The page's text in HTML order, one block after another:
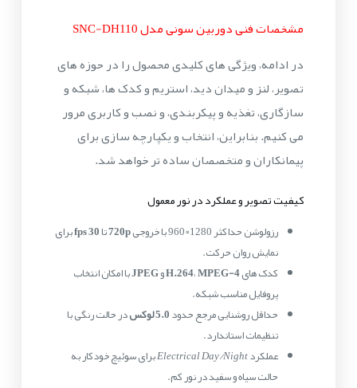
مشخصات فنی دوربین سونی مدل SNC-DH110
در ادامه، ویژگی های کلیدی محصول را در حوزه های
تصویر، لنز و میدان دید، استریم و کدک ها، شبکه و
سازگاری، تغذیه و پیکربندی، و نصب و کاربری مرور
می کنیم. بنابراین، انتخاب و یکپارچه سازی برای
پیمانکاران و متخصصان ساده تر خواهد شد.
کیفیت تصویر و عملکرد در نور معمول
رزولوشن حداکثر 1280×960 با خروجی 720pتا30 fps
برای
نمایش روان حرکت.
کدک های
H.264،MPEG-4 وJPEGبا امکان انتخاب
پروفایل مناسب شبکه.
حداقل روشنایی مرجع حدود5.0 لوکس
در حالت رنگی با
تنظیمات استاندارد.
عملکردElectrical Day/Nightبرای سوئیچ خودکار به
حالت سیاه و سفید در نور کم.